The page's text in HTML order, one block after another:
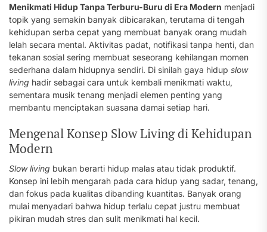
Menikmati Hidup Tanpa Terburu-Buru di Era Modern menjadi
topik yang semakin banyak dibicarakan, terutama di tengah
kehidupan serba cepat yang membuat banyak orang mudah
lelah secara mental. Aktivitas padat, notifikasi tanpa henti, dan
tekanan sosial sering membuat seseorang kehilangan momen
sederhana dalam hidupnya sendiri. Di sinilah gaya hidup slow
living hadir sebagai cara untuk kembali menikmati waktu,
sementara musik tenang menjadi elemen penting yang
membantu menciptakan suasana damai setiap hari.
Mengenal Konsep Slow Living di Kehidupan
Modern
Slow living bukan berarti hidup malas atau tidak produktif.
Konsep ini lebih mengarah pada cara hidup yang sadar, tenang,
dan fokus pada kualitas dibanding kuantitas. Banyak orang
mulai menyadari bahwa hidup terlalu cepat justru membuat
pikiran mudah stres dan sulit menikmati hal kecil.